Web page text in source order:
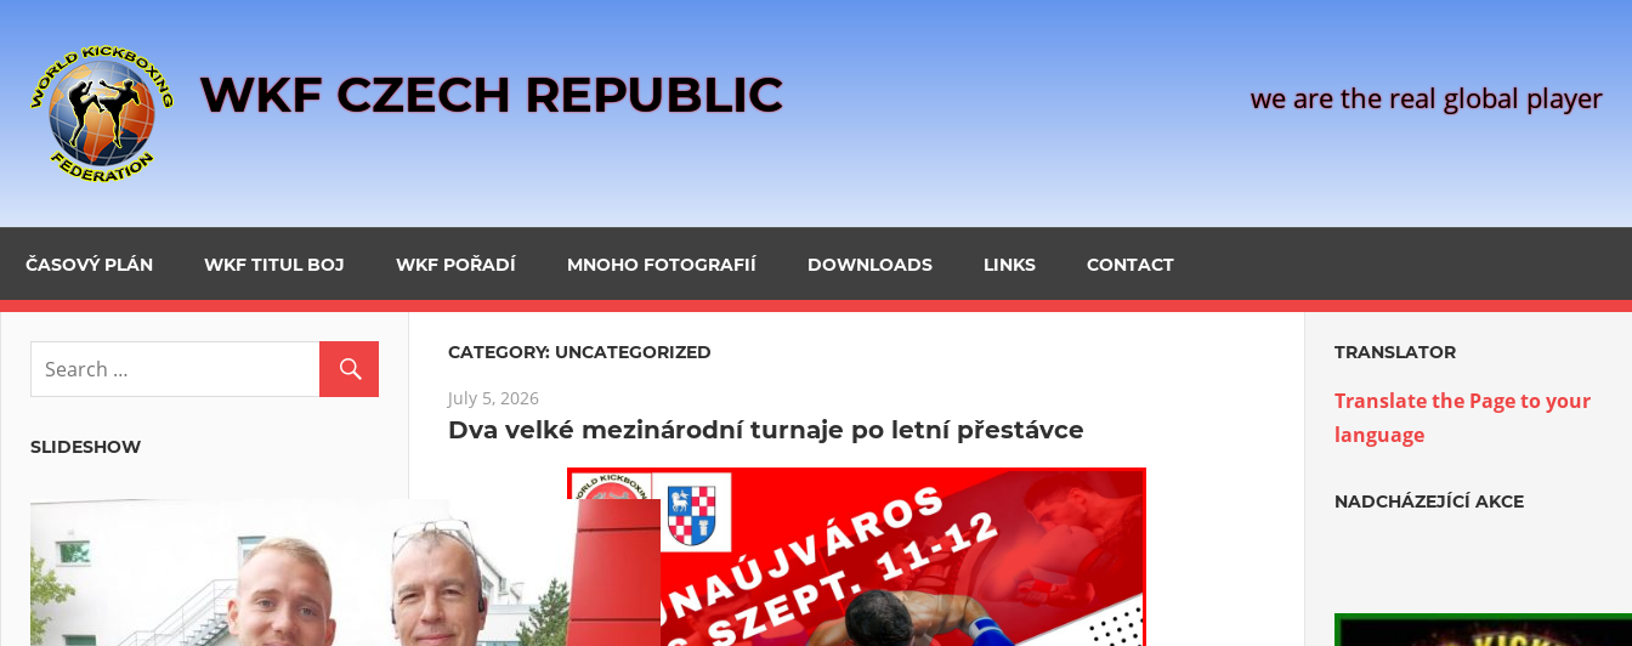
content
WKF CZECH REPUBLIC we are the real global player
ČASOVÝ PLÁN WKF TITUL BOJ WKF POŘADÍ MNOHO FOTOGRAFIÍ DOWNLOADS LINKS CONTACT
CATEGORY: UNCATEGORIZED
July 5, 2026
Dva velké mezinárodní turnaje po letní přestávce
SLIDESHOW
TRANSLATOR
Translate the Page to your
language
NADCHÁZEJÍCÍ AKCE